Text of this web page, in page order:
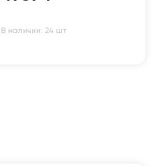
В наличии: 24 шт